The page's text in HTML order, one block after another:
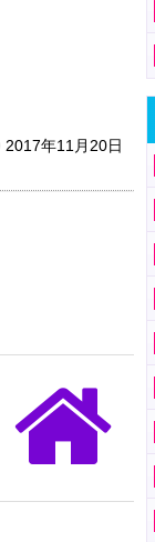
2017年11月20日